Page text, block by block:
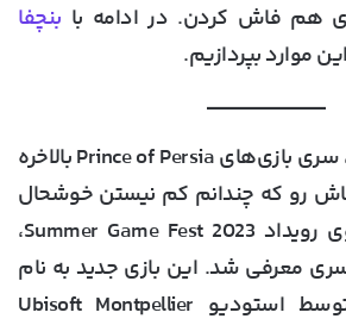
هم فاش کردن. در ادامه با بنچفا
موارد بپردازیم.
بعد از ۱۳ سال غیبت، سری بازی‌های Prince of Persia بالاخره
رو که چندانم کم نیستن خوشحال
کنن. روز گذشته توی رویداد Summer Game Fest 2023،
معرفی شد. این بازی جدید به نام
The Lost Crown توسط استودیو Ubisoft Montpellier